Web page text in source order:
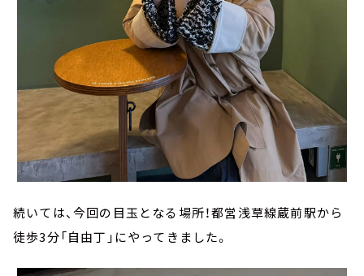
続いては、今回の目玉となる場所！都営浅草線蔵前駅から
徒歩3分「自由丁」にやってきました。